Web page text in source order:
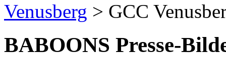
Venusberg > GCC
BABOONS Presse-